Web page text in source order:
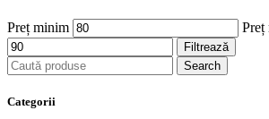
Preț minim Preț
Filtrează
Search
Categorii